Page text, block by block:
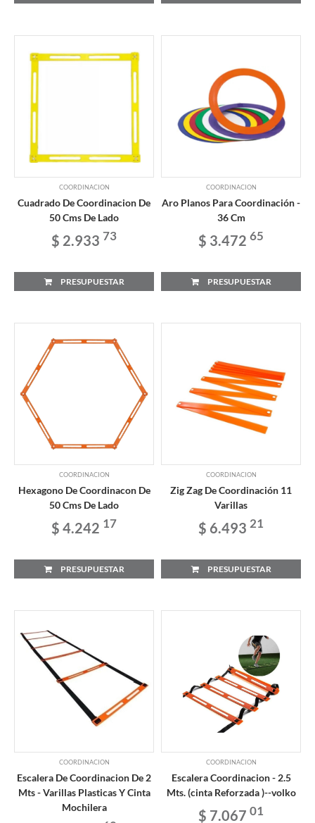
COORDINACION
Cuadrado De Coordinacion De
50 Cms De Lado
$ 2.933 73
PRESUPUESTAR
COORDINACION
Aro Planos Para Coordinación -
36 Cm
$ 3.472 65
PRESUPUESTAR
COORDINACION
Hexagono De Coordinacon De
50 Cms De Lado
$ 4.242 17
PRESUPUESTAR
COORDINACION
Zig Zag De Coordinación 11
Varillas
$ 6.493 21
PRESUPUESTAR
COORDINACION
Escalera De Coordinacion De 2
Mts - Varillas Plasticas Y Cinta
Mochilera
COORDINACION
Escalera Coordinacion - 2.5
Mts. (cinta Reforzada )--volko
$ 7.067 01